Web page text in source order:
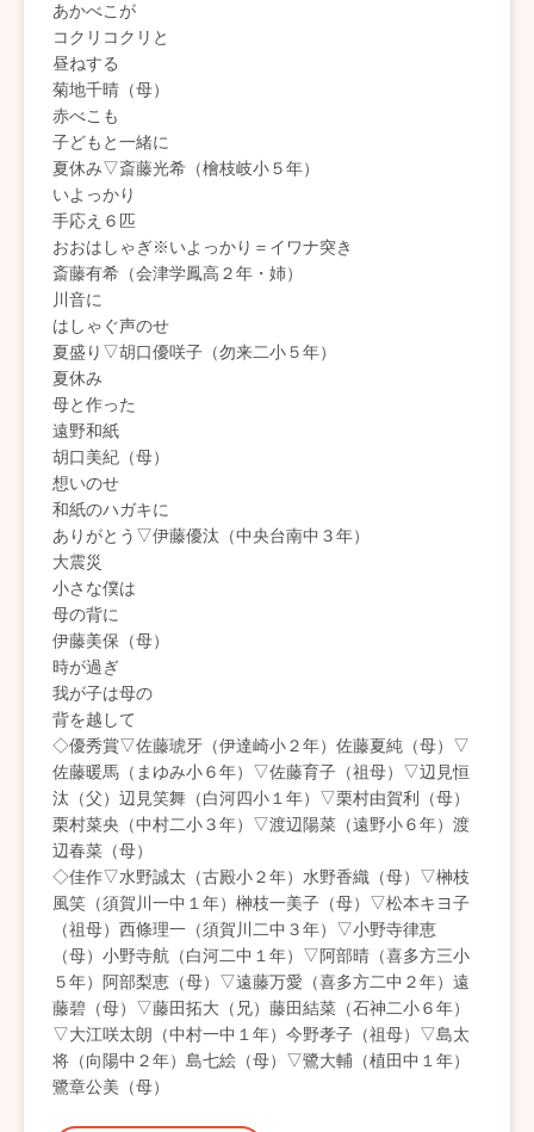
あかべこが
コクリコクリと
昼ねする
菊地千晴（母）
赤べこも
子どもと一緒に
夏休み▽斎藤光希（檜枝岐小５年）
いよっかり
手応え６匹
おおはしゃぎ※いよっかり＝イワナ突き
斎藤有希（会津学鳳高２年・姉）
川音に
はしゃぐ声のせ
夏盛り▽胡口優咲子（勿来二小５年）
夏休み
母と作った
遠野和紙
胡口美紀（母）
想いのせ
和紙のハガキに
ありがとう▽伊藤優汰（中央台南中３年）
大震災
小さな僕は
母の背に
伊藤美保（母）
時が過ぎ
我が子は母の
背を越して
◇優秀賞▽佐藤琥牙（伊達崎小２年）佐藤夏純（母）▽
佐藤暖馬（まゆみ小６年）▽佐藤育子（祖母）▽辺見恒
汰（父）辺見笑舞（白河四小１年）▽栗村由賀利（母）
栗村菜央（中村二小３年）▽渡辺陽菜（遠野小６年）渡
辺春菜（母）
◇佳作▽水野誠太（古殿小２年）水野香織（母）▽榊枝
風笑（須賀川一中１年）榊枝一美子（母）▽松本キヨ子
（祖母）西條理一（須賀川二中３年）▽小野寺律恵
（母）小野寺航（白河二中１年）▽阿部晴（喜多方三小
５年）阿部梨恵（母）▽遠藤万愛（喜多方二中２年）遠
藤碧（母）▽藤田拓大（兄）藤田結菜（石神二小６年）
▽大江咲太朗（中村一中１年）今野孝子（祖母）▽島太
将（向陽中２年）島七絵（母）▽鷺大輔（植田中１年）
鷺章公美（母）